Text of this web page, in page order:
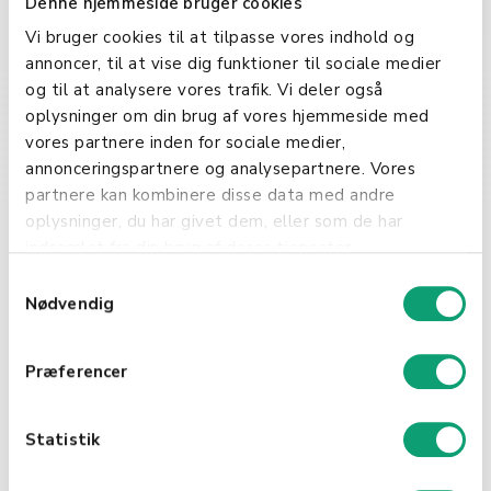
Vi bruger cookies til at tilpasse vores indhold og
annoncer, til at vise dig funktioner til sociale medier
og til at analysere vores trafik. Vi deler også
oplysninger om din brug af vores hjemmeside med
vores partnere inden for sociale medier,
annonceringspartnere og analysepartnere. Vores
partnere kan kombinere disse data med andre
oplysninger, du har givet dem, eller som de har
Nødvendig
Præferencer
Statistik
Plattformen tilbyr et rikt sett med
verktøy og tjenester som støtter
hele applikasjonslivssyklusen, fra
utvikling til distribusjon.
Integrering og
automatisering
Bedrifter bruker også PaaS for å
samarbeid og dataflyt mellom
utviklings-, test- og
øker effektiviteten og reduserer